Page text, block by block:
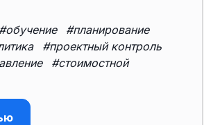
#обучение
#планирование
#проектный контроль
#стоимостной